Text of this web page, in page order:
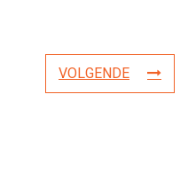
VOLGENDE